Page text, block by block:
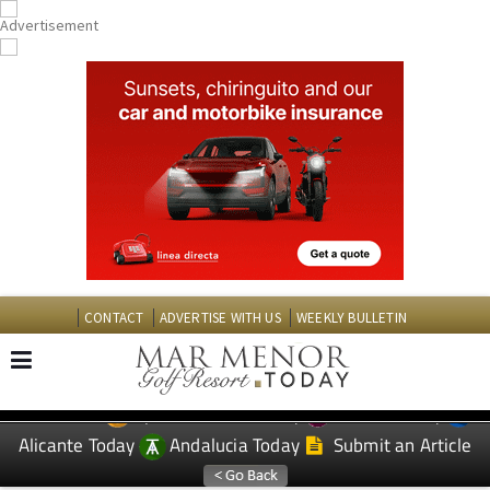
CONTACT ADVERTISE WITH US WEEKLY BULLETIN
EDITIONS: Spanish News Today
Murcia Today
Alicante Today
Andalucia Today Submit an Article